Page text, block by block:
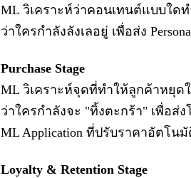
ML วิเคราะห์ว่าคอนเทนต์แบบใ
ว่าใครกำลังลังเลอยู่ เพื่อส่ง
Purchase Stage
ML วิเคราะห์จุดที่ทำให้ลูกค้าหยุ
ว่าใครกำลังจะ "ทิ้งตะกร้า" เพื่อส่
ML Application ที่ปรับราคาอัตโน
Loyalty & Retention Stage